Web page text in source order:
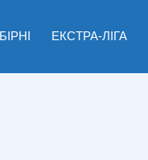
ЕКСТРА-ЛІГА